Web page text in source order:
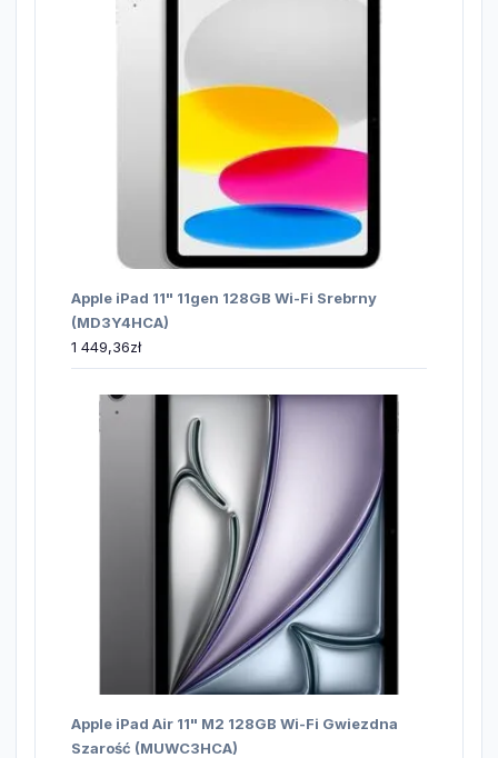
Apple iPad 11" 11gen 128GB Wi-Fi Srebrny
(MD3Y4HCA)
1 449,36zł
Apple iPad Air 11" M2 128GB Wi-Fi Gwiezdna
Szarość (MUWC3HCA)